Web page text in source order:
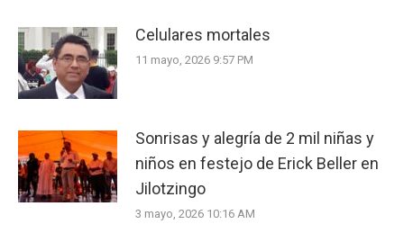
Celulares mortales
11 mayo, 2026 9:57 PM
Sonrisas y alegría de 2 mil niñas y
niños en festejo de Erick Beller en
Jilotzingo
3 mayo, 2026 10:16 AM